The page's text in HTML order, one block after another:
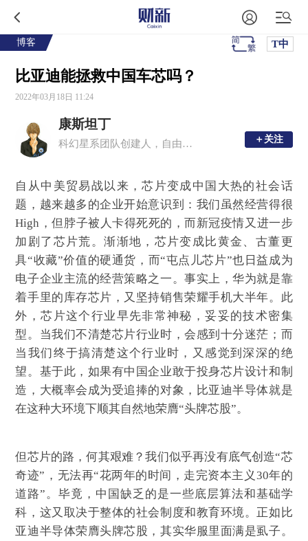
博客 T中
比亚迪能拯救中国车芯吗？
2022年03月18日 11:24
康斯坦丁
科幻星系团队创建人，自由撰稿人 ＋关注
＋关注
自从中美贸易战以来，芯片变成中国大热的社会话
题，越来越多的企业开始意识到：我们虽然经营得很
High，但脖子被人卡得死死的，而新冠疫情又进一步
加剧了芯片荒。渐渐地，芯片变成比黄金、古董更
具“收藏”价值的硬通货，而“屯点儿芯片”也日益成为
电子企业主流的经营策略之一。事实上，华为就是靠
着手里的库存芯片，又坚持销售荣耀手机大半年。此
外，芯片这个行业早先非常神秘，妥妥的技术密集
型。当我们不清楚芯片行业时，会感到十分迷茫；而
当我们终于搞清楚这个行业时，又感觉到深深的绝
望。基于此，如果有中国企业敢于投身芯片设计和制
造，大概率会成为受追捧的对象，比亚迪半导体就是
在这种大环境下顺其自然地荣膺“头牌芯股”。
但芯片的路，何其艰难？我们似乎再没有底气创造“芯
奇迹”，无法再“花两年的时间，走完资本主义30年的
道路”。毕竟，中国缺乏的是一些底层算法和基础学
科，这又取决于整体的社会制度和教育环境。正如比
亚迪半导体荣膺头牌芯股，其实华服里面满是虱子。